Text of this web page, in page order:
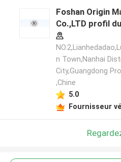
Foshan Origin
Co.,LTD profil
n Town,Nanhai
City,Guangdong
,Chine
5.0
Fournisseur